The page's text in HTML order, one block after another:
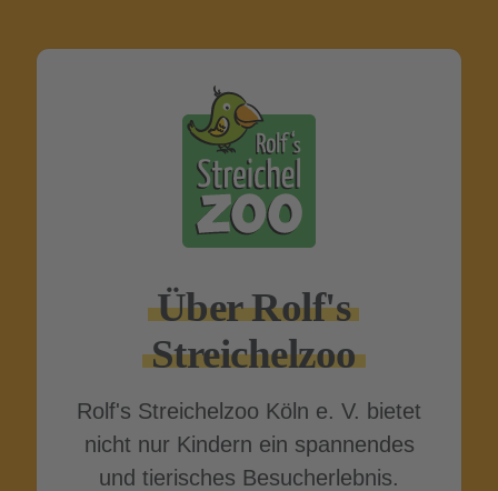
Über Rolf's
Streichel­zoo
Rolf's Streichelzoo Köln e. V. bietet
nicht nur Kindern ein spannendes
und tierisches Besuch­erleb­nis.